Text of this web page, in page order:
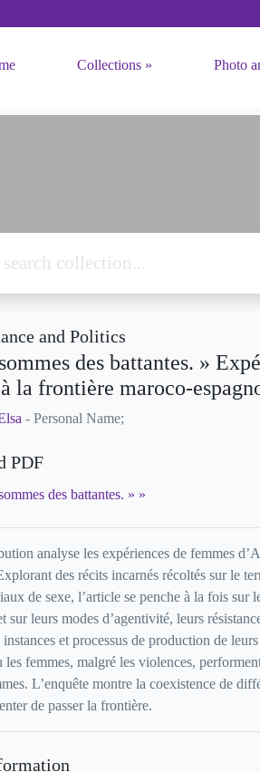
Collections Photo
and Politics
des battantes. »
la frontière maroco-
- Personal Name;
PDF
des battantes. »
analyse les expériences de femmes
des récits incarnés récoltés sur le
de sexe, l’article se penche à la fois
sur leurs modes d’agentivité, leurs
et processus de production de
les femmes, malgré les violences,
L’enquête montre la coexistence de
de passer la frontière.